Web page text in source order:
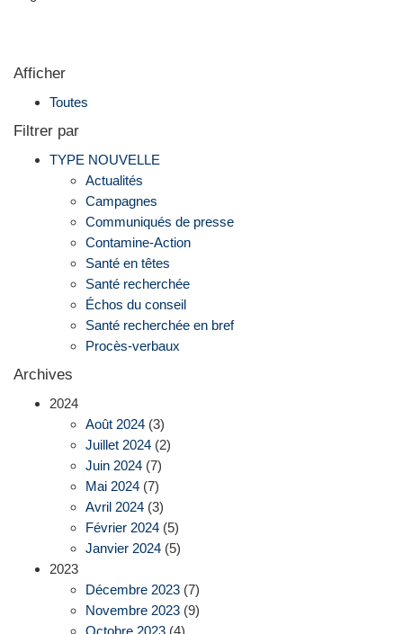
Afficher
Toutes
Filtrer par
TYPE NOUVELLE
Actualités
Campagnes
Communiqués de presse
Contamine-Action
Santé en têtes
Santé recherchée
Échos du conseil
Santé recherchée en bref
Procès-verbaux
Archives
2024
Août 2024 (3)
Juillet 2024 (2)
Juin 2024 (7)
Mai 2024 (7)
Avril 2024 (3)
Février 2024 (5)
Janvier 2024 (5)
2023
Décembre 2023 (7)
Novembre 2023 (9)